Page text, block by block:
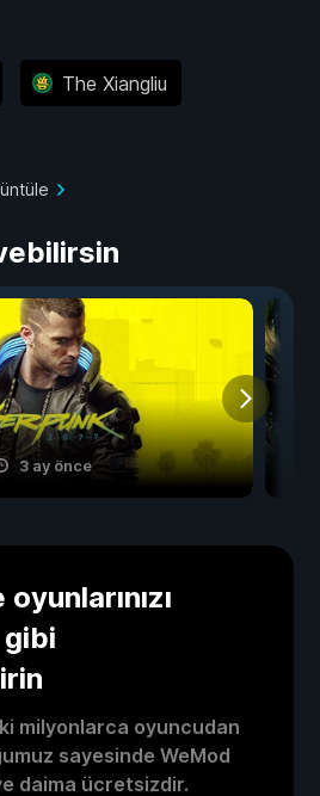
The Xiangliu
3 ay önce
milyonlarca oyuncudan
sayesinde WeMod
daima ücretsizdir.